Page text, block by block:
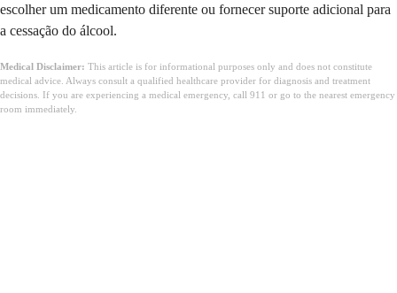
escolher um medicamento diferente ou fornecer suporte adicional para
a cessação do álcool.
Medical Disclaimer: This article is for informational purposes only and does not constitute
medical advice. Always consult a qualified healthcare provider for diagnosis and treatment
decisions. If you are experiencing a medical emergency, call 911 or go to the nearest emergency
room immediately.